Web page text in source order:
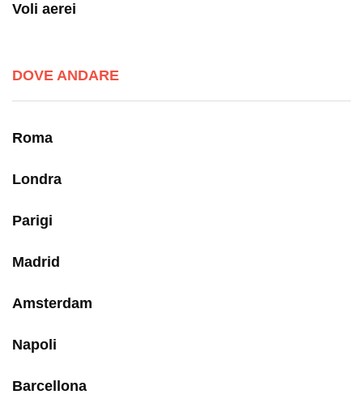
Voli aerei
DOVE ANDARE
Roma
Londra
Parigi
Madrid
Amsterdam
Napoli
Barcellona